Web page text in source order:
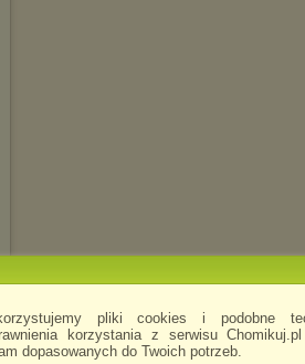
pliki cookies i podobne
korzystania z serwisu
dopasowanych do Twoich potrzeb.